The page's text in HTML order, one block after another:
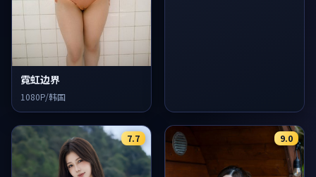
霓虹边界
1080P/韩国
7.7 9.0